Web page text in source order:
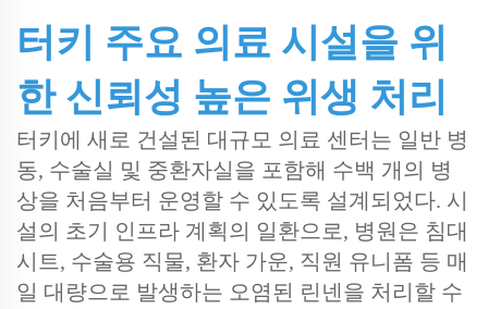
터키 주요 의료 시설을 위
한 신뢰성 높은 위생 처리
터키에 새로 건설된 대규모 의료 센터는 일반 병
동, 수술실 및 중환자실을 포함해 수백 개의 병
상을 처음부터 운영할 수 있도록 설계되었다. 시
설의 초기 인프라 계획의 일환으로, 병원은 침대
시트, 수술용 직물, 환자 가운, 직원 유니폼 등 매
일 대량으로 발생하는 오염된 린넨을 처리할 수